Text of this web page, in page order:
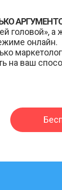
головой»,
онлайн.
на ваш